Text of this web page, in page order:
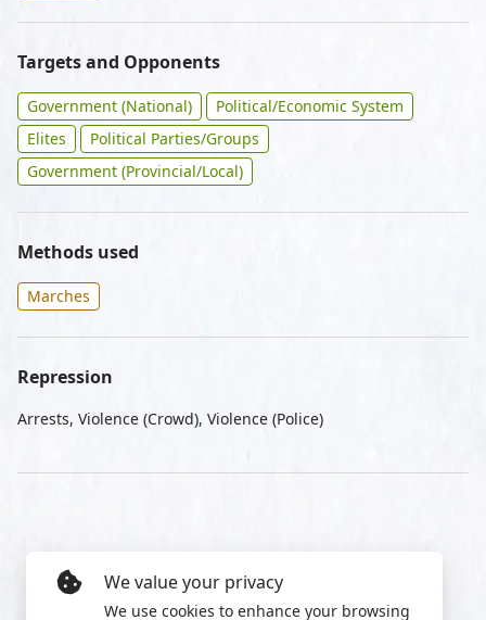
Targets and Opponents
Government (National)
Political/Economic System
Elites
Political Parties/Groups
Government (Provincial/Local)
Methods used
Marches
Repression
Arrests, Violence (Crowd), Violence (Police)
We value your privacy
We use cookies to enhance your browsing